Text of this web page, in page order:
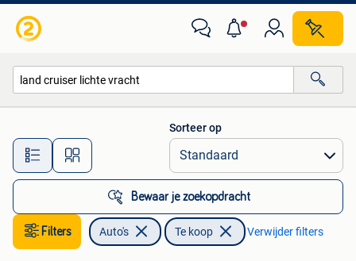
Alle afstanden…
Sorteer op
Bewaar je zoekopdracht
Filters Auto's Te koop Verwijder filters